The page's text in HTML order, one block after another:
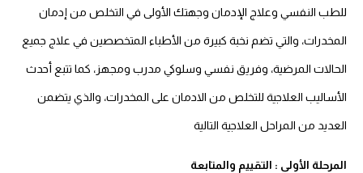
للطب النفسي وعلاج الإدمان وجهتك الأولى في التخلص من إدمان
المخدرات، والتي تضم نخبة كبيرة من الأطباء المتخصصين في علاج جميع
الحالات المرضية، وفريق نفسي وسلوكي مدرب ومجهز، كما تتبع أحدث
الأساليب العلاجية للتخلص من الادمان على المخدرات، والذي يتضمن
العديد من المراحل العلاجية التالية
المرحلة الأولى : التقييم والمتابعة